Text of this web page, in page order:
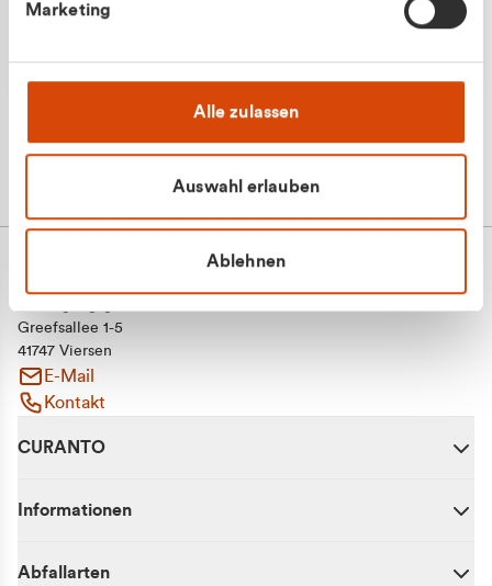
Marketing
Alle zulassen
Auswahl erlauben
Ablehnen
Greefsallee 1-5
41747 Viersen
E-Mail
Kontakt
CURANTO
Informationen
Abfallarten